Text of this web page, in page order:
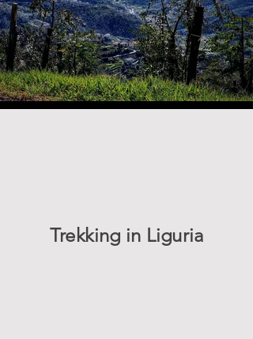
Trekking in Liguria